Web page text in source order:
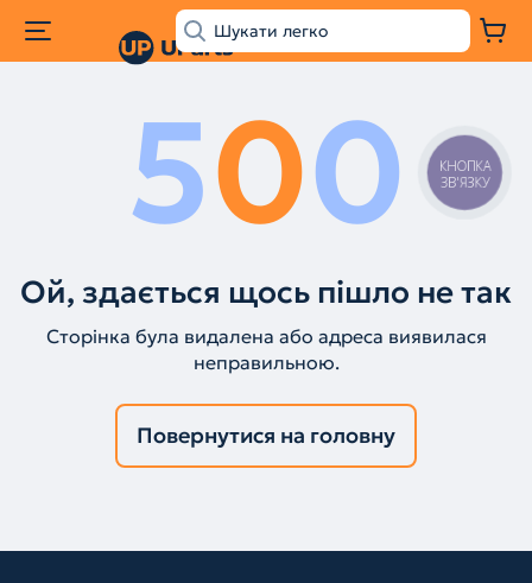
500
Ой, здається щось пішло не так
Сторінка була видалена або адреса виявилася
неправильною.
Повернутися на головну
КНОПКА
ЗВ'ЯЗКУ